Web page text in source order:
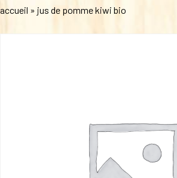
accueil » jus de pomme kiwi bio